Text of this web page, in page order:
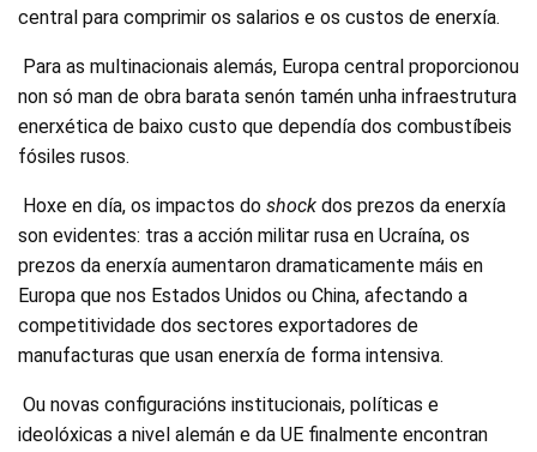
central para comprimir os salarios e os custos de enerxía.
Para as multinacionais alemás, Europa central proporcionou
non só man de obra barata senón tamén unha infraestrutura
enerxética de baixo custo que dependía dos combustíbeis
fósiles rusos.
Hoxe en día, os impactos do shock dos prezos da enerxía
son evidentes: tras a acción militar rusa en Ucraína, os
prezos da enerxía aumentaron dramaticamente máis en
Europa que nos Estados Unidos ou China, afectando a
competitividade dos sectores exportadores de
manufacturas que usan enerxía de forma intensiva.
Ou novas configuracións institucionais, políticas e
ideolóxicas a nivel alemán e da UE finalmente encontran